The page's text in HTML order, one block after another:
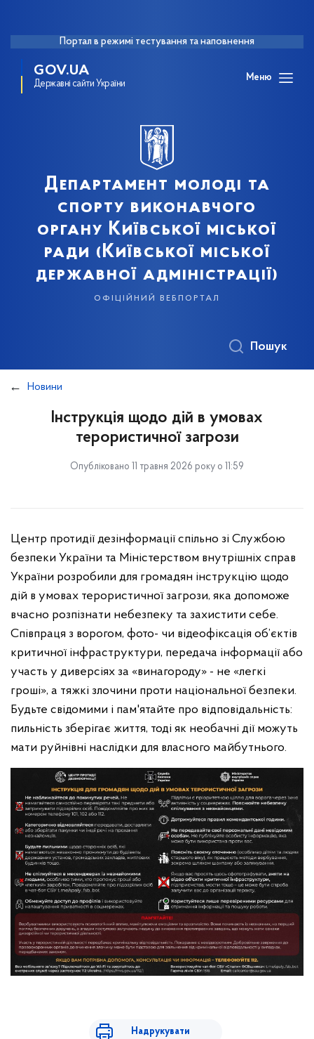
Портал в режимі тестування та наповнення
GOV.UA
Державні сайти України
Меню
Департамент молоді та
спорту виконавчого
органу Київської міської
ради (Київської міської
державної адміністрації)
офіційний вебпортал
Пошук
Новини
Інструкція щодо дій в умовах
терористичної загрози
Опубліковано 11 травня 2026 року о 11:59
Центр протидії дезінформації спільно зі Службою
безпеки України та Міністерством внутрішніх справ
України розробили для громадян інструкцію щодо
дій в умовах терористичної загрози, яка допоможе
вчасно розпізнати небезпеку та захистити себе.
Співпраця з ворогом, фото- чи відеофіксація об’єктів
критичної інфраструктури, передача інформації або
участь у диверсіях за «винагороду» - не «легкі
гроші», а тяжкі злочини проти національної безпеки.
Будьте свідомими і пам'ятайте про відповідальність:
пильність зберігає життя, тоді як необачні дії можуть
мати руйнівні наслідки для власного майбутнього.
Надрукувати